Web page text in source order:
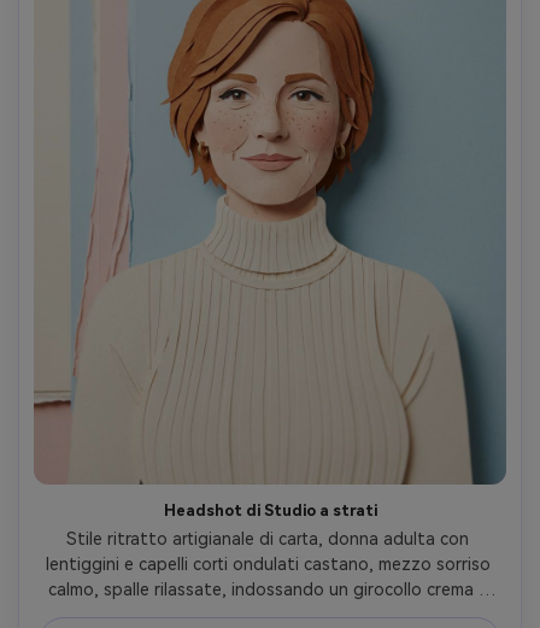
Headshot di Studio a strati
Stile ritratto artigianale di carta, donna adulta con
lentiggini e capelli corti ondulati castano, mezzo sorriso
calmo, spalle rilassate, indossando un girocollo crema e
minuscoli orecchini a cerchio d'oro, sfondo pulito dello